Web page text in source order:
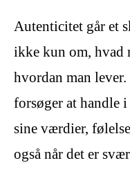
Autenticitet går et
ikke kun om, hvad
hvordan man
forsøger at handle i
sine værdier,
også når det er